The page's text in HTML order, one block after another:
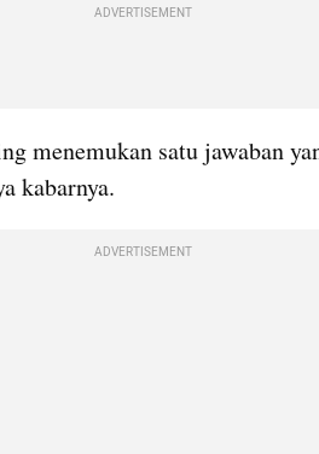
ADVERTISEMENT
menemukan satu jawaban
kabarnya.
ADVERTISEMENT